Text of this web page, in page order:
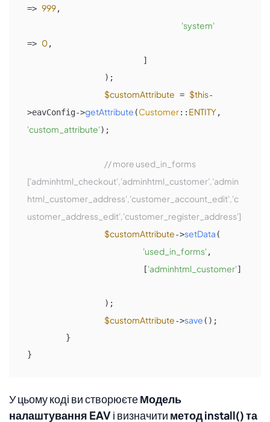
=> 999,
'system'
=> 0,
$customAttribute = $this-
>eavConfig->getAttribute (Customer:: ENTITY
'custom_attribute');
// more used_in_forms
['adminhtml_checkout','adminhtml_customer','admin
html_customer_address','customer_account_edit','c
ustomer_address_edit','customer_register_address']
$customAttribute->setData (
'used_in_forms',
			[
'adminhtml_customer']
$customAttribute->save ();
}
У цьому коді ви створюєтеМодель
налаштування EAVі визначити метод install() та